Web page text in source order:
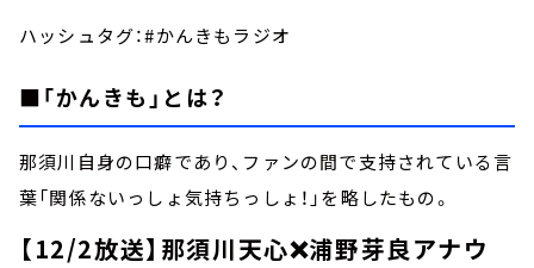
ハッシュタグ：#かんきもラジオ
■「かんきも」とは？
那須川自身の口癖であり、ファンの間で支持されている言
葉「関係ないっしょ気持ちっしょ！」を略したもの。
【12/2放送】那須川天心❌浦野芽良アナウ